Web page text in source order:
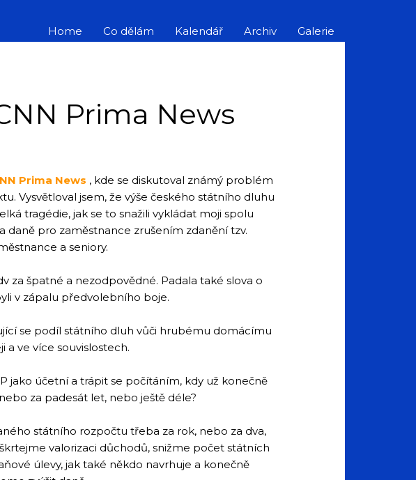
Home Co dělám Kalendář Archiv Galerie
Prima News
Prima News , kde se diskutoval známý problém
Vysvětloval jsem, že výše českého státního dluhu
tragédie, jak se to snažili vykládat moji spolu
daně pro zaměstnance zrušením zdanění tzv.
a seniory.
za špatné a nezodpovědné. Padala také slova o
v zápalu předvolebního boje.
se podíl státního dluh vůči hrubému domácímu
ve více souvislostech.
jako účetní a trápit se počítáním, kdy už konečně
za padesát let, nebo ještě déle?
státního rozpočtu třeba za rok, nebo za dva,
valorizaci důchodů, snižme počet státních
úlevy, jak také někdo navrhuje a konečně